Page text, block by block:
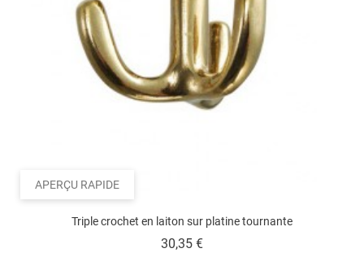
APERÇU RAPIDE
Triple crochet en laiton sur platine tournante
30,35 €Prix